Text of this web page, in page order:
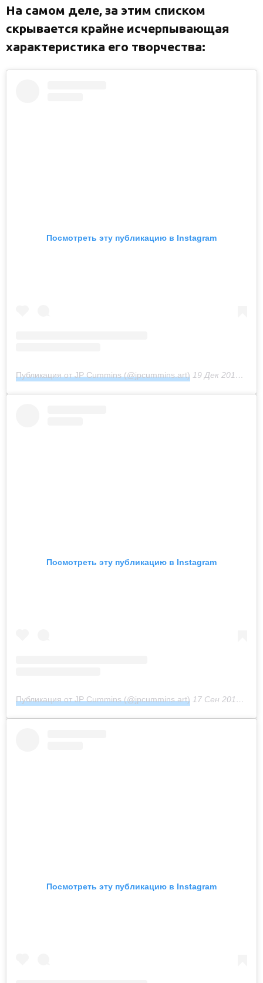
На самом деле, за этим списком
скрывается крайне исчерпывающая
характеристика его творчества:
Посмотреть эту публикацию в Instagram
Публикация от JP Cummins (@jpcummins.art) 19 Дек 2018 в 7:54 PST
Посмотреть эту публикацию в Instagram
Публикация от JP Cummins (@jpcummins.art) 17 Сен 2019 в 10:55 PDT
Посмотреть эту публикацию в Instagram